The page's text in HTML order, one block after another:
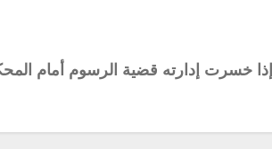
خسرت إدارته قضية الرسوم أمام